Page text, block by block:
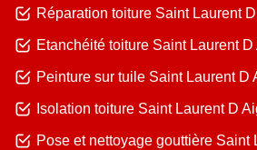
Réparation toiture Saint Laurent
Etanchéité toiture Saint Laurent
Peinture sur tuile Saint Laurent D
Isolation toiture Saint Laurent D
Pose et nettoyage gouttière Saint